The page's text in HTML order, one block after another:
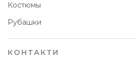
Костюмы
Рубашки
КОНТАКТИ